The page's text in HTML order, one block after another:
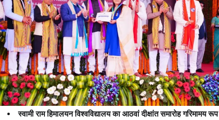
स्वामी राम हिमालयन विश्वविद्यालय का आठवां दीक्षांत समारोह गरिमामय रूप